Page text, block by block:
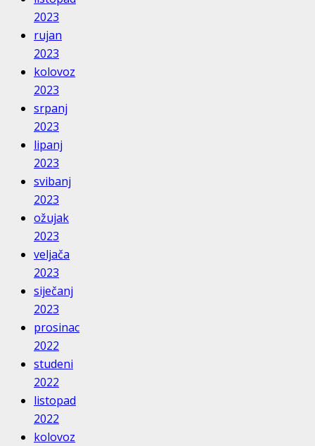
2023
rujan
2023
kolovoz
2023
srpanj
2023
lipanj
2023
svibanj
2023
ožujak
2023
veljača
2023
siječanj
2023
prosinac
2022
studeni
2022
listopad
2022
kolovoz